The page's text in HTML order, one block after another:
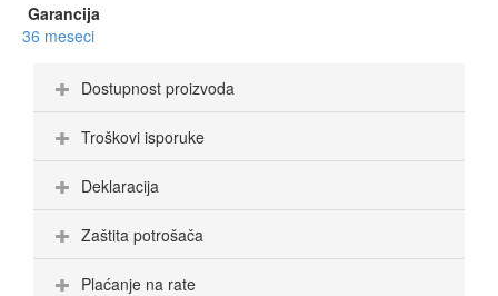
Garancija
36 meseci
Dostupnost proizvoda
Troškovi isporuke
Deklaracija
Zaštita potrošača
Plaćanje na rate